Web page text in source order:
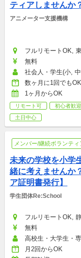
ティアしませんか
アニメーター支援機構
フルリモートOK,
無料
社会人・学生(小,
数ヶ月に1回でもOK
1ヶ月からOK
リモート可 初心者歓迎
土日中心
メンバー/継続ボランティ
未来の学校を小学
緒に考えませんか
ア証明書発行】
学生団体Re:School
フルリモートOK,
無料
高校生・大学生・
月2回からOK